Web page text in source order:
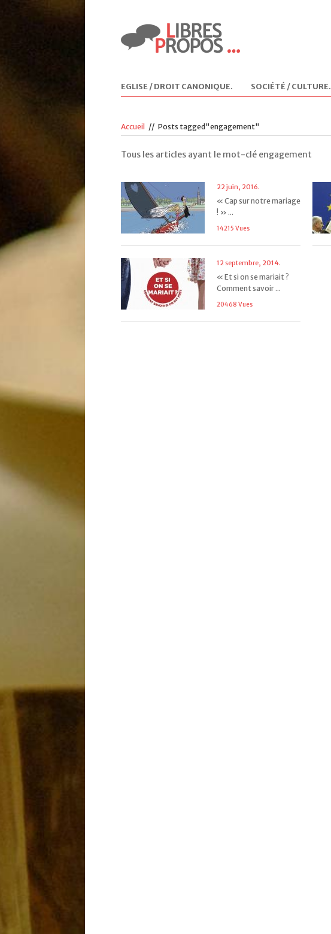
EGLISE / DROIT CANONIQUE. SOCIÉTÉ / CULTURE.
Accueil // Posts tagged"engagement"
Tous les articles ayant le mot-clé engagement
22 juin, 2016.
« Cap sur notre mariage
! » ...
14215 Vues
12 septembre, 2014.
« Et si on se mariait ?
Comment savoir ...
20468 Vues